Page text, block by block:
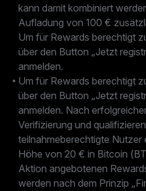
kann damit kombiniert
Aufladung von 100 €
Um für Rewards berechtigt
über den Button „Jetzt
anmelden.
Um für Rewards berechtigt
über den Button „Jetzt
anmelden. Nach
Verifizierung und
teilnahmeberechtigte Nutzer
Höhe von 20 € in Bitcoin
Aktion angebotenen
werden nach dem Prinzip